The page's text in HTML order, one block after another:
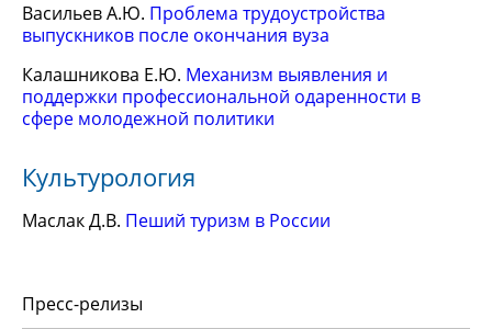
Васильев А.Ю. Проблема трудоустройства
выпускников после окончания вуза
Калашникова Е.Ю. Механизм выявления и
поддержки профессиональной одаренности в
сфере молодежной политики
Культурология
Маслак Д.В. Пеший туризм в России
Пресс-релизы